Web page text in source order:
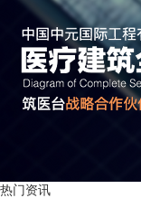
热门资讯